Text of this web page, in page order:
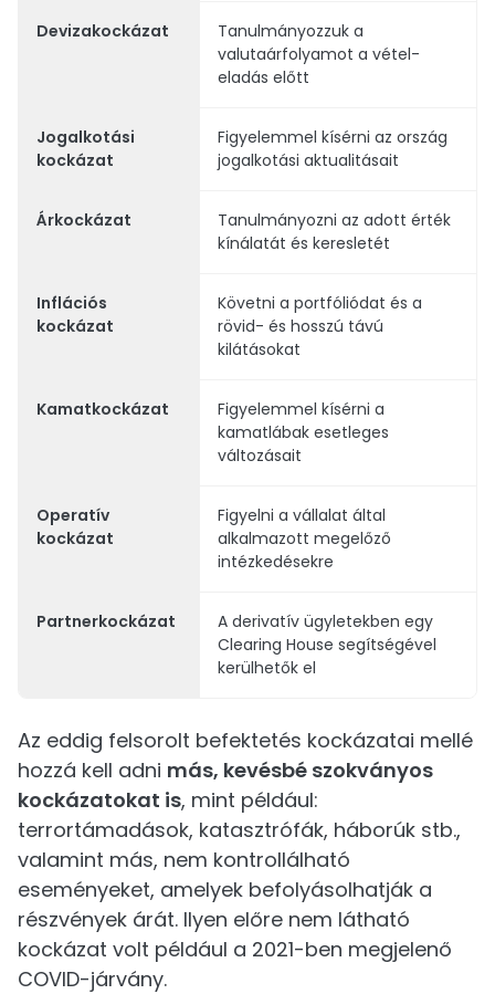
Devizakockázat
Tanulmányozzuk a
valutaárfolyamot a vétel-
eladás előtt
Jogalkotási
kockázat
Figyelemmel kísérni az ország
jogalkotási aktualitásait
Árkockázat
Tanulmányozni az adott érték
kínálatát és keresletét
Inflációs
kockázat
Követni a portfóliódat és a
rövid- és hosszú távú
kilátásokat
Kamatkockázat
Figyelemmel kísérni a
kamatlábak esetleges
változásait
Operatív
kockázat
Figyelni a vállalat által
alkalmazott megelőző
intézkedésekre
Partnerkockázat
A derivatív ügyletekben egy
Clearing House segítségével
kerülhetők el
Az eddig felsorolt befektetés kockázatai mellé
hozzá kell adni más, kevésbé szokványos
kockázatokat is, mint például:
terrortámadások, katasztrófák, háborúk stb.,
valamint más, nem kontrollálható
eseményeket, amelyek befolyásolhatják a
részvények árát. Ilyen előre nem látható
kockázat volt például a 2021-ben megjelenő
COVID-járvány.